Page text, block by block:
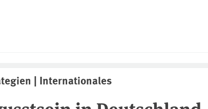
| Internationales